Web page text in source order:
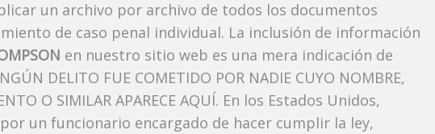
un archivo por archivo de todos los documentos
de caso penal individual. La inclusión de información
en nuestro sitio web es una mera indicación de
DELITO FUE COMETIDO POR NADIE CUYO NOMBRE,
O SIMILAR APARECE AQUÍ. En los Estados Unidos,
un funcionario encargado de hacer cumplir la ley,